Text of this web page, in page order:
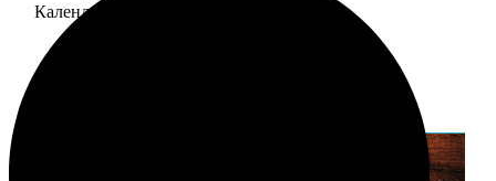
Календарь настенный 30х40